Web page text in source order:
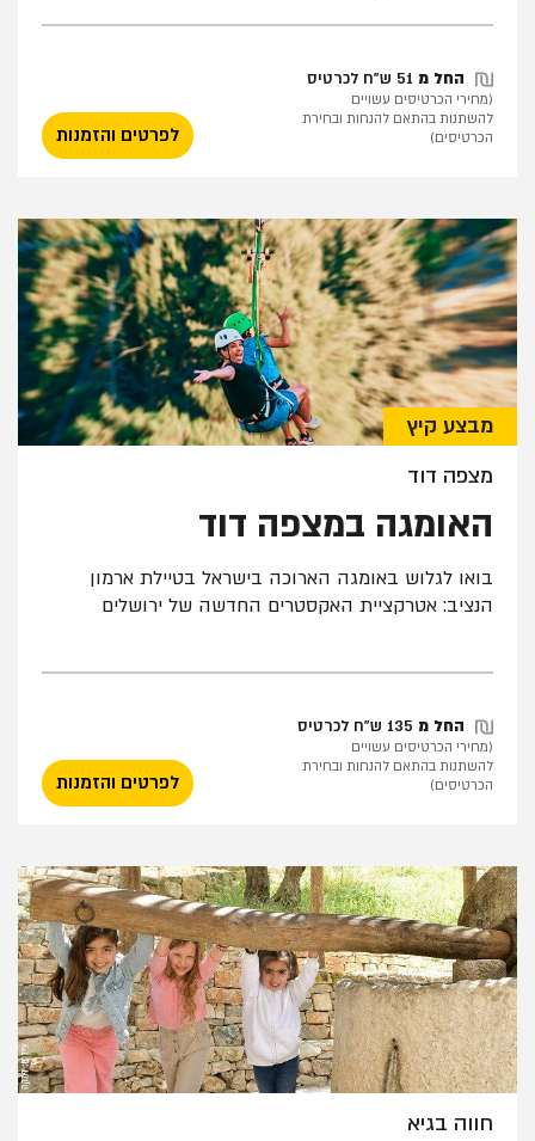
החל מ
(מחירי הכרטיסים עשויים
להשתנות בהתאם להנחות ובחירת
הכרטיסים)
לפרטים והזמנות
מבצע קיץ
מצפה דוד
האומגה במצפה דוד
בואו לגלוש באומגה הארוכה בישראל בטיילת ארמון
הנציב: אטרקציית האקסטרים החדשה של ירושלים
החל מ
(מחירי הכרטיסים עשויים
להשתנות בהתאם להנחות ובחירת
הכרטיסים)
לפרטים והזמנות
חווה בגיא